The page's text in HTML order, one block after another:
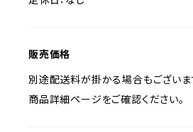
販売価格
別途配送料が掛かる場合もございま
商品詳細ページをご確認ください。